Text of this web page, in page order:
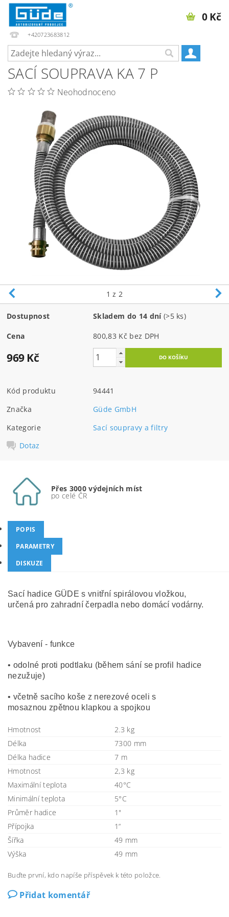
+420723683812
0 Kč
SACÍ SOUPRAVA KA 7 P
Neohodnoceno
1 z 2
Dostupnost Skladem do 14 dní (>5 ks)
Cena 800,83 Kč bez DPH
969 Kč
Kód produktu
94441
Značka
Güde GmbH
Kategorie
Sací soupravy a filtry
Dotaz
Přes 3000 výdejních míst
po celé ČR
POPIS
PARAMETRY
DISKUZE
Sací hadice GÜDE s vnitřní spirálovou vložkou,
určená pro zahradní čerpadla nebo domácí vodárny.
Vybavení - funkce
• odolné proti podtlaku (během sání se profil hadice
nezužuje)
• včetně sacího koše z nerezové oceli s
mosaznou zpětnou klapkou a spojkou
Hmotnost
2.3 kg
Délka
7300 mm
Délka hadice
7 m
Hmotnost
2,3 kg
Maximální teplota
40°C
Minimální teplota
5°C
Průměr hadice
1"
Přípojka
1“
Šířka
49 mm
Výška
49 mm
Buďte první, kdo napíše příspěvek k této položce.
Přidat komentář